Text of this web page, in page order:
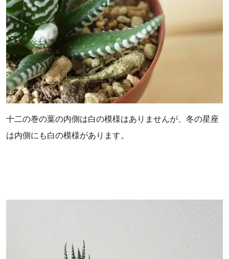
十二の巻の葉の内側は白の模様はありませんが、冬の星座
は内側にも白の模様があります。